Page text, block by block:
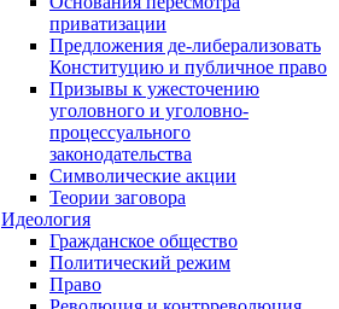
приватизации
Предложения де-либерализовать
Конституцию и публичное право
Призывы к ужесточению
уголовного и уголовно-
процессуального
законодательства
Символические акции
Теории заговора
Идеология
Гражданское общество
Политический режим
Право